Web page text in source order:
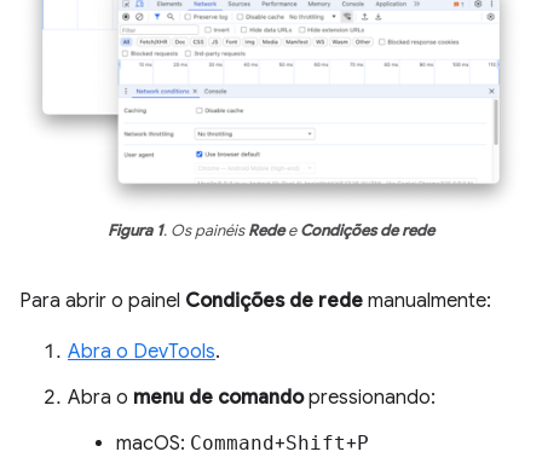
Figura 1. Os painéisRedeeCondições de rede
Para abrir o painel Condições de rede manualmente:
Abra o DevTools.
Abra o menu de comandopressionando:
macOS: Command+Shift+P